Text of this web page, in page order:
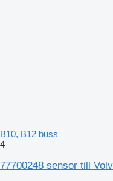
B10, B12 buss
4
77700248 sensor till